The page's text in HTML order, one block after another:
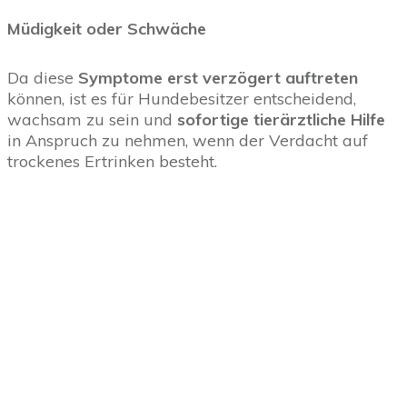
Müdigkeit oder Schwäche
Da diese Symptome erst verzögert auftreten
können, ist es für Hundebesitzer entscheidend,
wachsam zu sein und sofortige tierärztliche Hilfe
in Anspruch zu nehmen, wenn der Verdacht auf
trockenes Ertrinken besteht.